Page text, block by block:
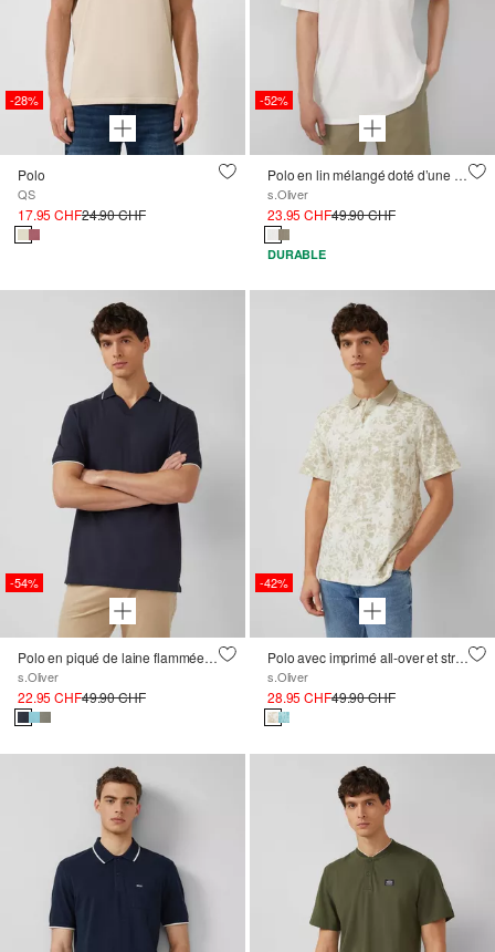
-28%
Polo
QS
17.95 CHF24.90 CHF
-52%
Polo en lin mélangé doté d’une poche-poitrine
s.Oliver
23.95 CHF49.90 CHF
DURABLE
-54%
Polo en piqué de laine flammée avec finitions contrastées
s.Oliver
22.95 CHF49.90 CHF
-42%
Polo avec imprimé all-over et structure en fil flammé
s.Oliver
28.95 CHF49.90 CHF